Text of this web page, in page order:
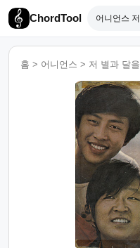
ChordTool
홈 > 어니언스 > 저 별과 달을